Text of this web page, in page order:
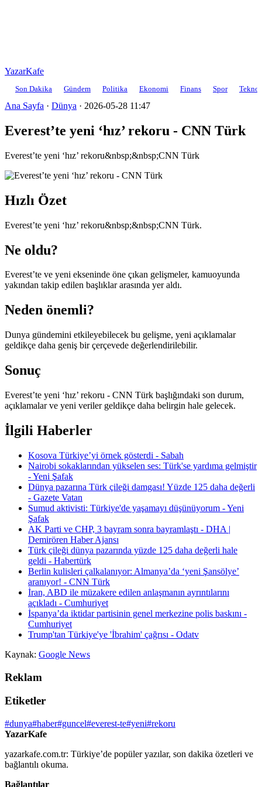
YazarKafe
Son Dakika Gündem Politika Ekonomi Finans Spor
Ana Sayfa · Dünya · 2026-05-28 11:47
Everest’te yeni ‘hız’ rekoru - CNN Türk
Everest’te yeni ‘hız’ rekoru&nbsp;&nbsp;CNN Türk
Hızlı Özet
Everest’te yeni ‘hız’ rekoru&nbsp;&nbsp;CNN Türk.
Ne oldu?
Everest’te ve yeni ekseninde öne çıkan gelişmeler, kamuoyunda
yakından takip edilen başlıklar arasında yer aldı.
Neden önemli?
Dunya gündemini etkileyebilecek bu gelişme, yeni açıklamalar
geldikçe daha geniş bir çerçevede değerlendirilebilir.
Sonuç
Everest’te yeni ‘hız’ rekoru - CNN Türk başlığındaki son durum,
açıklamalar ve yeni veriler geldikçe daha belirgin hale gelecek.
İlgili Haberler
Kosova Türkiye’yi örnek gösterdi - Sabah
Nairobi sokaklarından yükselen ses: Türk'se yardıma gelmiştir
- Yeni Şafak
Dünya pazarına Türk çileği damgası! Yüzde 125 daha değerli
- Gazete Vatan
Sumud aktivisti: Türkiye'de yaşamayı düşünüyorum - Yeni
Şafak
AK Parti ve CHP, 3 bayram sonra bayramlaştı - DHA |
Demirören Haber Ajansı
Türk çileği dünya pazarında yüzde 125 daha değerli hale
geldi - Habertürk
Berlin kulisleri çalkalanıyor: Almanya’da ‘yeni Şansölye’
aranıyor! - CNN Türk
İran, ABD ile müzakere edilen anlaşmanın ayrıntılarını
açıkladı - Cumhuriyet
İspanya’da iktidar partisinin genel merkezine polis baskını -
Cumhuriyet
Trump'tan Türkiye'ye 'İbrahim' çağrısı - Odatv
Kaynak: Google News
Reklam
Etiketler
#dunya#haber#guncel#everest-te#yeni#rekoru
YazarKafe
yazarkafe.com.tr: Türkiye’de popüler yazılar, son dakika özetleri ve
bağlantılı okuma.
Bağlantılar